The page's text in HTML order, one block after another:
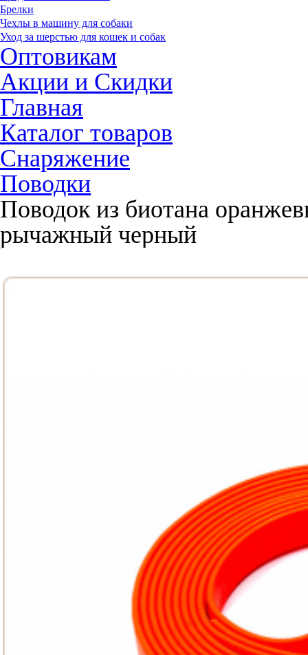
Брелки
Чехлы в машину для собаки
Уход за шерстью для кошек и собак
Оптовикам
Акции и Скидки
Главная
Каталог товаров
Снаряжение
Поводки
Поводок из биотана
рычажный черный